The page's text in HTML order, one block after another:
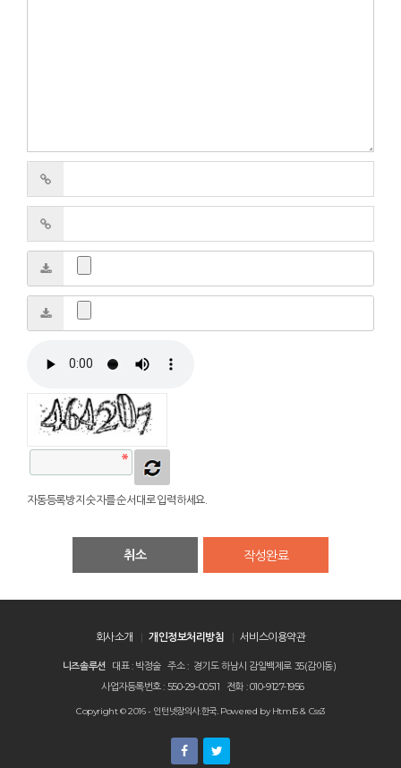
자동등록방지 숫자를 순서대로 입력하세요.
취소
회사소개 개인정보처리방침 서비스이용약관
니즈솔루션 대표 : 박정술 주소 : 경기도 하남시 감일백제로 35(감이동)
사업자등록번호 : 550-29-00511
전화 : 010-9127-1956
Copyright © 2016 - 인턴넷장의사.한국. Powered by Html5 & Css3